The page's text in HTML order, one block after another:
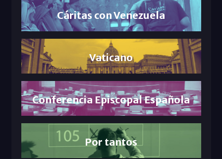
Cáritas con Venezuela
Vaticano
Conferencia Episcopal Española
Por tantos